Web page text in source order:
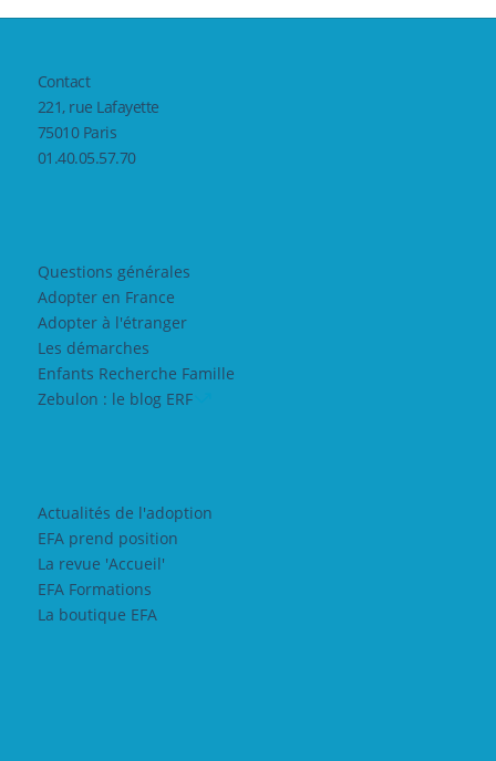
Contact
221, rue Lafayette
75010 Paris
01.40.05.57.70
Questions générales
Adopter en France
Adopter à l'étranger
Les démarches
Enfants Recherche Famille
Zebulon : le blog ERF
Actualités de l'adoption
EFA prend position
La revue 'Accueil'
EFA Formations
La boutique EFA